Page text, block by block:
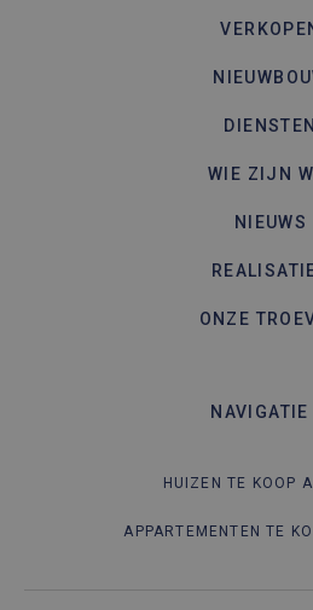
DIENSTEN
WIE ZIJN
NIEUWS
ONZE
NAVIGATIE
HUIZEN TE KOOP
APPARTEMENTEN TE